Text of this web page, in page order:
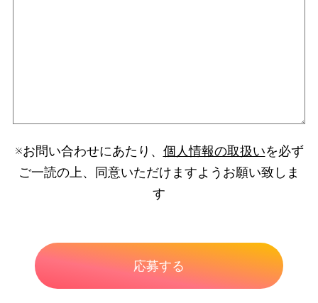
※お問い合わせにあたり、 個人情報の取扱いを必ず
ご一読の上、同意いただけますようお願い致しま
す